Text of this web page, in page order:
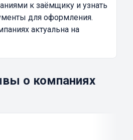
к заёмщику и узнать
для оформления.
актуальна на
о компаниях